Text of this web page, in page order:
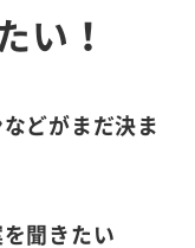
い！
どがまだ決ま
聞きたい